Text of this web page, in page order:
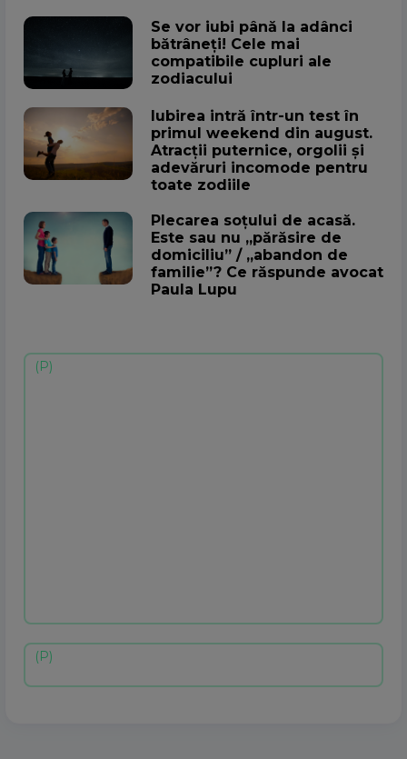
Se vor iubi până la adânci
bătrâneți! Cele mai
compatibile cupluri ale
zodiacului
Iubirea intră într-un test în
primul weekend din august.
Atracții puternice, orgolii și
adevăruri incomode pentru
toate zodiile
Plecarea soțului de acasă.
Este sau nu „părăsire de
domiciliu” / „abandon de
familie”? Ce răspunde avocat
Paula Lupu